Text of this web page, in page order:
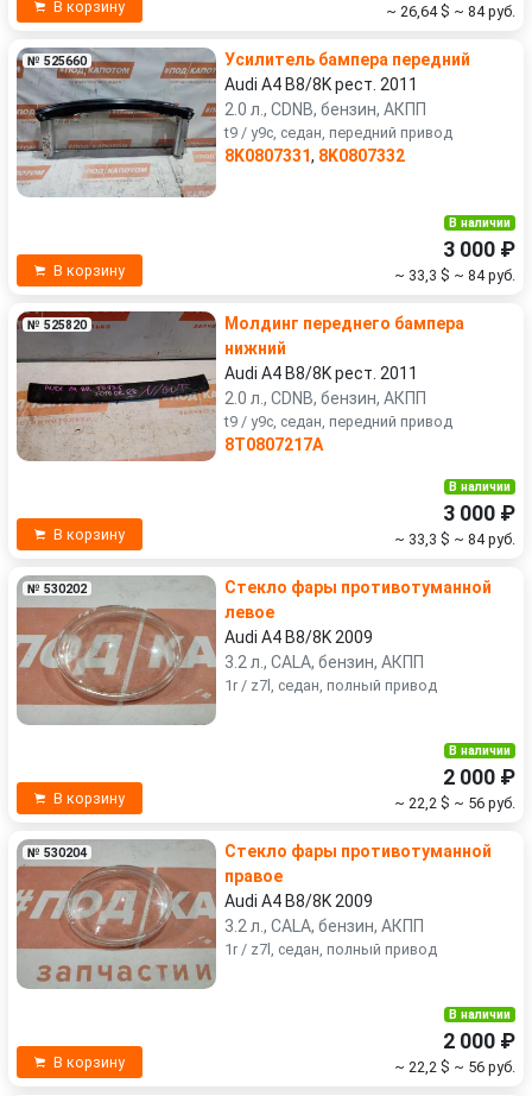
В корзину ~ 26,64 $ ~ 84 руб.
№ 525660
Усилитель бампера передний
Audi A4 B8/8K рест. 2011
2.0 л., CDNB, бензин, АКПП
t9 / y9c, седан, передний привод
8K0807331, 8K0807332
В корзину
В наличии
3 000 ₽
~ 33,3 $ ~ 84 руб.
№ 525820
Молдинг переднего бампера
нижний
Audi A4 B8/8K рест. 2011
2.0 л., CDNB, бензин, АКПП
t9 / y9c, седан, передний привод
8T0807217A
В корзину
В наличии
3 000 ₽
~ 33,3 $ ~ 84 руб.
№ 530202
Стекло фары противотуманной
левое
Audi A4 B8/8K 2009
3.2 л., CALA, бензин, АКПП
1r / z7l, седан, полный привод
В корзину
В наличии
2 000 ₽
~ 22,2 $ ~ 56 руб.
№ 530204
Стекло фары противотуманной
правое
Audi A4 B8/8K 2009
3.2 л., CALA, бензин, АКПП
1r / z7l, седан, полный привод
В корзину
В наличии
2 000 ₽
~ 22,2 $ ~ 56 руб.